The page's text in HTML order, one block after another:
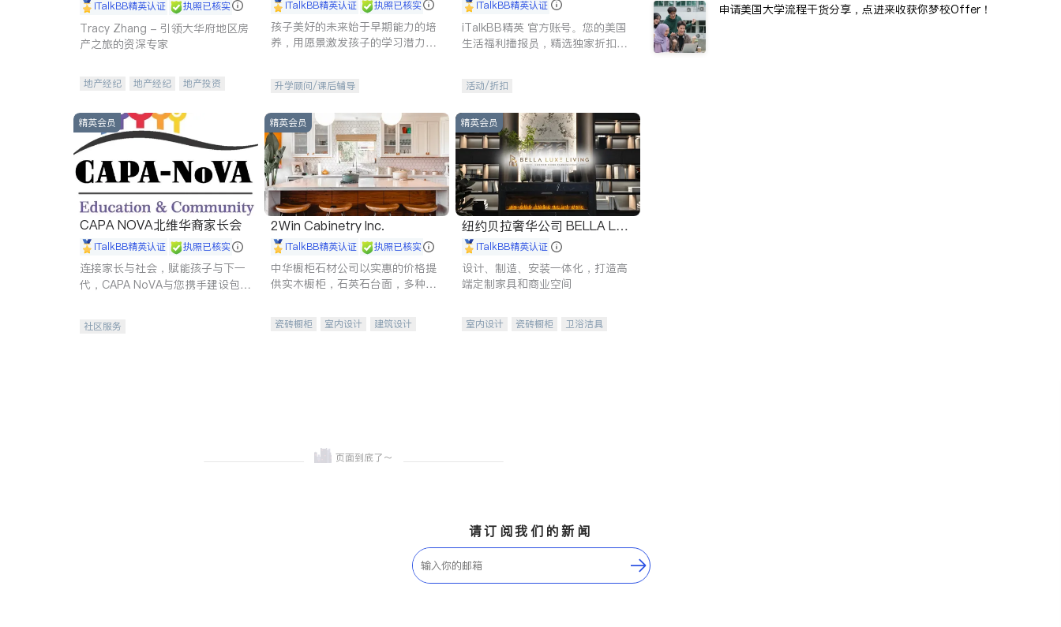
iTalkBB精英认证 执照已核实
Tracy Zhang - 引领大华府地区房
产之旅的资深专家
地产经纪 地产经纪
地产投资
iTalkBB精英认证 执照已核实
孩子美好的未来始于早期能力的培
养，用愿景激发孩子的学习潜力和
升学顾问/课后辅导
iTalkBB精英认证
iTalkBB精英 官方账号。您的美国
生活福利播报员，精选独家折扣、
活动/折扣
精英会员
CAPA NOVA北维华裔家长会
iTalkBB精英认证 执照已核实
连接家长与社会，赋能孩子与下一
代，CAPA NoVA与您携手建设包
社区服务
精英会员
2Win Cabinetry Inc.
iTalkBB精英认证 执照已核实
中华橱柜石材公司以实惠的价格提
供实木橱柜，石英石台面，多种优
机。品质厨房，家的选择。
瓷砖橱柜 室内设计
建筑设计
精英会员
纽约贝拉奢华公司 BELLA LUX
E iTalkBB精英认证
设计、制造、安装一体化，打造高
端定制家具和商业空间
室内设计 瓷砖橱柜
卫浴洁具
申请美国大学流程干货分享，点进来收获你梦校Offer！
请订阅我们的新闻